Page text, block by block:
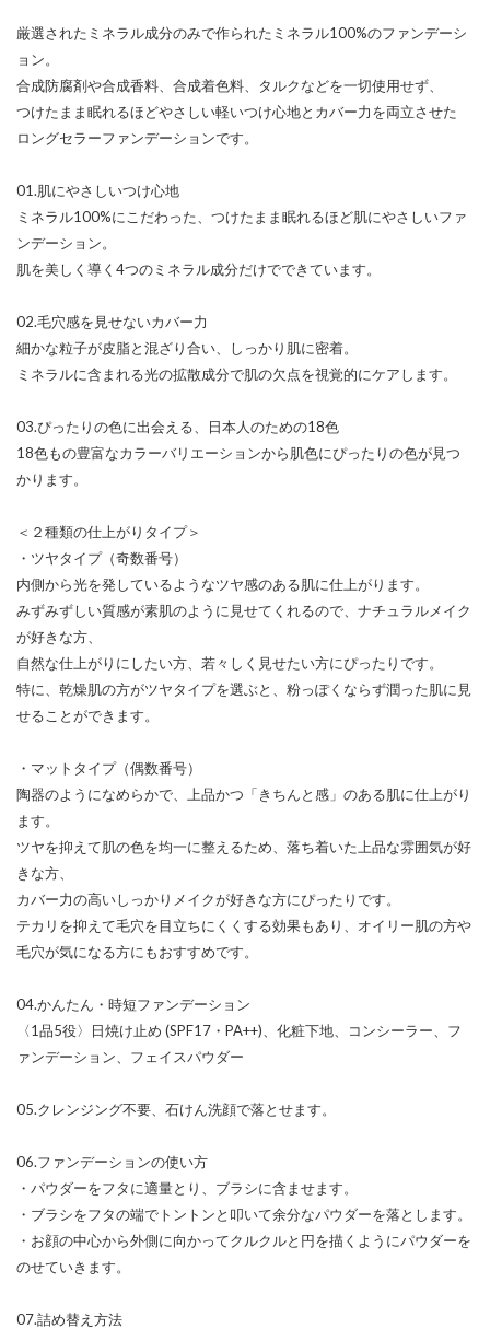
厳選されたミネラル成分のみで作られたミネラル100%のファンデーシ
ョン。
合成防腐剤や合成香料、合成着色料、タルクなどを一切使用せず、
つけたまま眠れるほどやさしい軽いつけ心地とカバー力を両立させた
ロングセラーファンデーションです。
01.肌にやさしいつけ心地
ミネラル100%にこだわった、つけたまま眠れるほど肌にやさしいファ
ンデーション。
肌を美しく導く4つのミネラル成分だけでできています。
02.毛穴感を見せないカバー力
細かな粒子が皮脂と混ざり合い、しっかり肌に密着。
ミネラルに含まれる光の拡散成分で肌の欠点を視覚的にケアします。
03.ぴったりの色に出会える、日本人のための18色
18色もの豊富なカラーバリエーションから肌色にぴったりの色が見つ
かります。
＜２種類の仕上がりタイプ＞
・ツヤタイプ（奇数番号）
内側から光を発しているようなツヤ感のある肌に仕上がります。
みずみずしい質感が素肌のように見せてくれるので、ナチュラルメイク
が好きな方、
自然な仕上がりにしたい方、若々しく見せたい方にぴったりです。
特に、乾燥肌の方がツヤタイプを選ぶと、粉っぽくならず潤った肌に見
せることができます。
・マットタイプ（偶数番号）
陶器のようになめらかで、上品かつ「きちんと感」のある肌に仕上がり
ます。
ツヤを抑えて肌の色を均一に整えるため、落ち着いた上品な雰囲気が好
きな方、
カバー力の高いしっかりメイクが好きな方にぴったりです。
テカリを抑えて毛穴を目立ちにくくする効果もあり、オイリー肌の方や
毛穴が気になる方にもおすすめです。
04.かんたん・時短ファンデーション
〈1品5役〉日焼け止め (SPF17・PA++)、化粧下地、コンシーラー、フ
ァンデーション、フェイスパウダー
05.クレンジング不要、石けん洗顔で落とせます。
06.ファンデーションの使い方
・パウダーをフタに適量とり、ブラシに含ませます。
・ブラシをフタの端でトントンと叩いて余分なパウダーを落とします。
・お顔の中心から外側に向かってクルクルと円を描くようにパウダーを
のせていきます。
07.詰め替え方法